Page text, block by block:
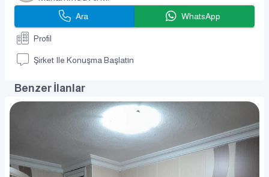
Ara WhatsApp
Profil
Şirket Ile Konuşma Başlatın
Benzer İlanlar